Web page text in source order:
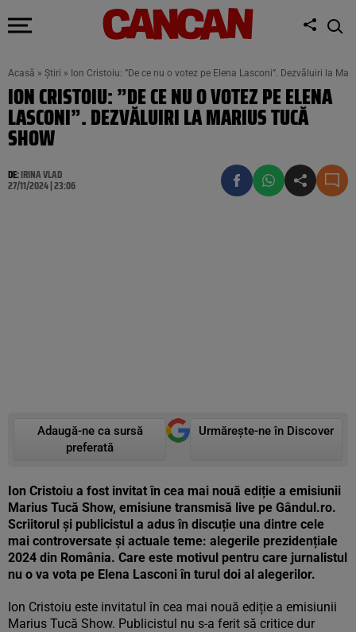
Acasă » Știri » Ion Cristoiu: ”De ce nu o votez pe Elena Lasconi”. Dezvăluiri la
ION CRISTOIU: ”DE CE NU O VOTEZ PE ELENA
LASCONI”. DEZVĂLUIRI LA MARIUS TUCĂ
SHOW
DE:IRINA VLAD
27/11/2024 | 23:06
Adaugă-ne ca sursă
preferată
Urmărește-ne în Discover
Ion Cristoiu a fost invitat în cea mai nouă ediție a emisiunii
Marius Tucă Show, emisiune transmisă live pe Gândul.ro.
Scriitorul și publicistul a adus în discuție una dintre cele
mai controversate și actuale teme: alegerile prezidențiale
2024 din România. Care este motivul pentru care jurnalistul
nu o va vota pe Elena Lasconi în turul doi al alegerilor.
Ion Cristoiu este invitatul în cea mai nouă ediție a emisiunii
Marius Tucă Show. Publicistul nu s-a ferit să critice dur